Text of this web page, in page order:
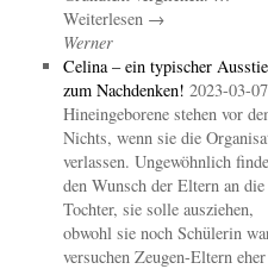
Weiterlesen →
Werner
Celina – ein typischer
zum Nachdenken! 2023-03-07
Hineingeborene stehen vor
Nichts, wenn sie die
verlassen. Ungewöhnlich
den Wunsch der Eltern an die
Tochter, sie solle ausziehen,
obwohl sie noch Schülerin
versuchen Zeugen-Eltern